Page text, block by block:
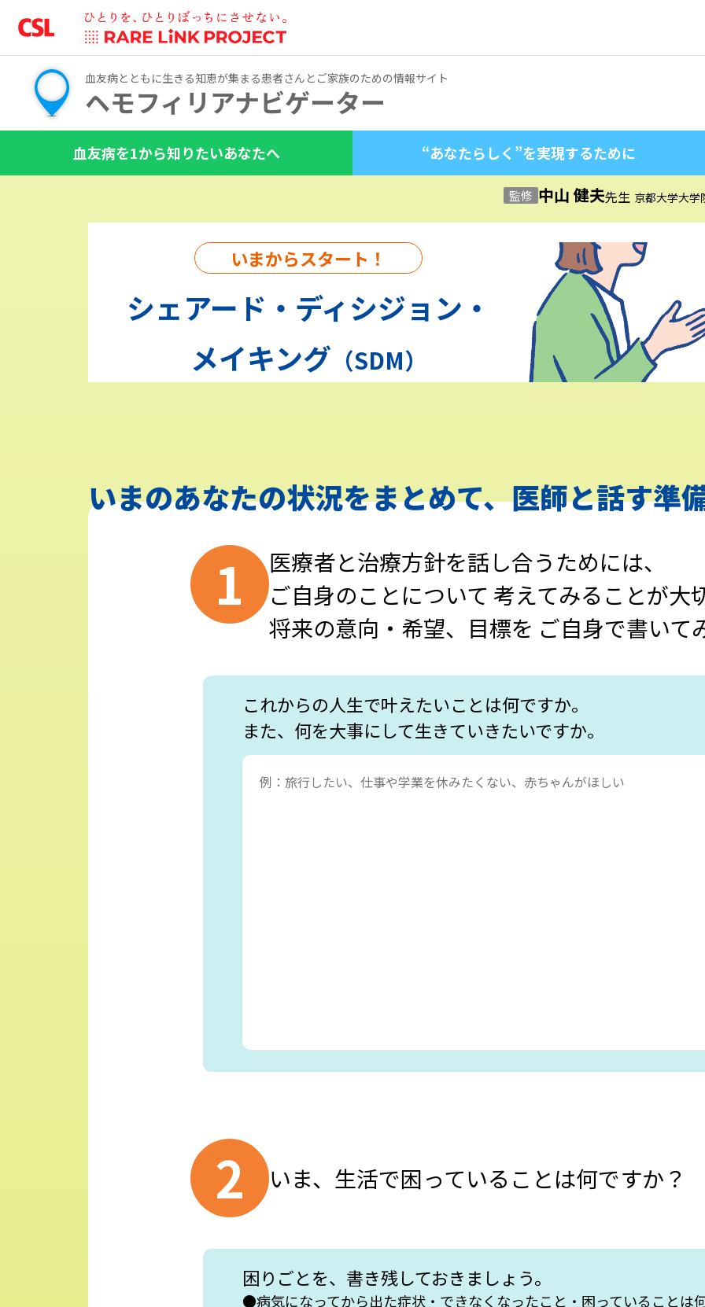
血友病とともに生きる知恵が集まる患者さんとご家族のための情報サイト
ヘモフィリアナビゲーター
血友病を1から知りたいあなたへ “あなたらしく”を実現するために
笑顔の未来を共に描こう
Draw Your Voice.
前向きになる心理学
なんでこんな気持ちになるの？
血友病のつきあい方
監修 中山 健夫先生 京都大学大学
いまからスタート！
シェアード・ディシジョン・
メイキング （SDM）
いまのあなたの状況をまとめて、医師と話す準
医療者と治療方針を話し合うためには、
ご自身のことについて 考えてみることが大
将来の意向・希望、目標を ご自身で書いて
これからの人生で叶えたいことは何ですか。
また、何を大事にして生きていきたいですか。
いま、生活で困っていることは何ですか？
困りごとを、書き残しておきましょう。
病気になってから出た症状・できなく なったこと・困っていることは